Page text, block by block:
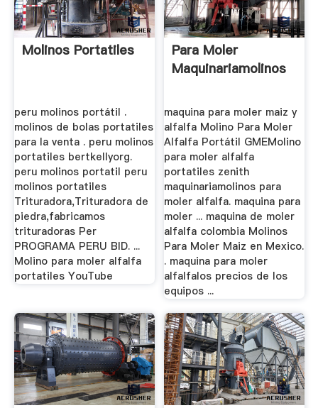
Molinos Portatiles
peru molinos portátil .
molinos de bolas portatiles
para la venta . peru molinos
portatiles bertkellyorg.
peru molinos portatil peru
molinos portatiles
Trituradora,Trituradora de
piedra,fabricamos
trituradoras Per
PROGRAMA PERU BID. ...
Molino para moler alfalfa
portatiles YouTube
Para Moler
Maquinariamolinos
maquina para moler maiz y
alfalfa Molino Para Moler
Alfalfa Portátil GMEMolino
para moler alfalfa
portatiles zenith
maquinariamolinos para
moler alfalfa. maquina para
moler ... maquina de moler
alfalfa colombia Molinos
Para Moler Maiz en Mexico.
. maquina para moler
alfalfalos precios de los
equipos ...